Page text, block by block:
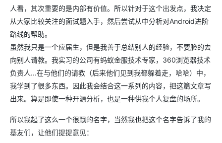
人看，其次重要的是内部有价值。所以针对于这个出发点，我决定
从大家比较关注的面试题入手，然后尝试从中分析对Android进阶
路线的帮助。
虽然我只是一个应届生，但是我善于总结别人的经验，不要脸的去
向别人请教。我实习的公司有蚂蚁金服技术专家，360浏览器技术
负责人...在与他们的请教（后来他们见到我都躲着走，哈哈）中，
我学到了很多东西。因此我会结合这一系列的内容，把这篇文章写
出来。算是即使一种开源分析，也是一种供我个人复盘的场所。
所以我起了这么一个很飘的名字，当然我也把这个名字告诉了我的
基友们，让他们提提意见：